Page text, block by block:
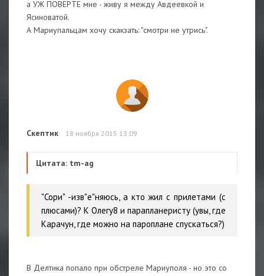
а УЖ ПОВЕРТЕ мне - живу я между Авдеевкой и
Ясиноватой.
А Мариупальцам хочу скакзать: "смотри не утрись".
Скептик 18 ноября 2015 13:09
Цитата: tm-ag
"Сори" -изв"е"няюсь, а кто жил с прилетами (с
плюсами)? К Олегу8 и парапланеристу (увы, где
Карачун, где можно на пароплане спускаться?)
В Делтика попало при обстреле Мариуполя - но это со